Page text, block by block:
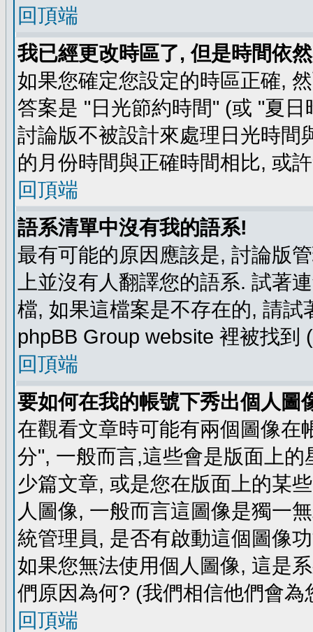
回頂端
我已經更改時區了, 但是時間依
如果您確定您設定的時區正確,
答案是 "日光節約時間" (或 "夏
討論版不被設計來處理日光時間
的月份時間與正確時間相比, 或
回頂端
語系清單中沒有我的語系!
最有可能的原因應該是, 討論版
上並沒有人翻譯您的語系. 試著
檔, 如果這檔案是不存在的, 請
phpBB Group website 裡被找到
回頂端
要如何在我的帳號下秀出個人圖
在觀看文章時可能有兩個圖像在
分", 一般而言,這些會是版面上
少篇文章, 或是您在版面上的某
人圖像, 一般而言這圖像是獨一
統管理員, 是否有啟動這個圖像
如果您無法使用個人圖像, 這是
們原因為何? (我們相信他們會為
回頂端